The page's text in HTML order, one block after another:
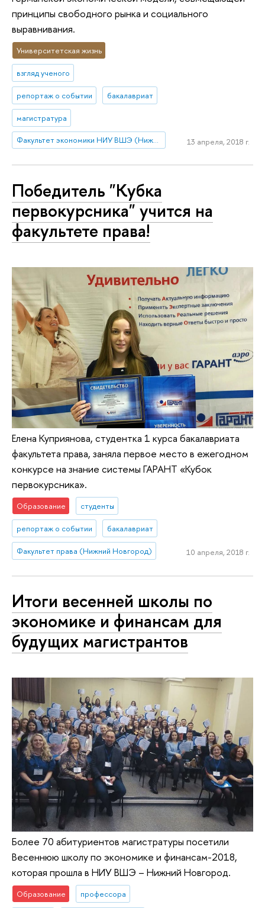
принципы свободного рынка и социального
выравнивания.
Университетская жизнь
взгляд ученого
репортаж о событии бакалавриат
магистратура
Факультет экономики НИУ ВШЭ (Нижний Новгород) 13 апреля, 2018 г.
Победитель "Кубка
первокурсника" учится на
факультете права!
Елена Куприянова, студентка 1 курса бакалавриата
факультета права, заняла первое место в ежегодном
конкурсе на знание системы ГАРАНТ «Кубок
первокурсника».
Образование студенты
репортаж о событии бакалавриат
Факультет права (Нижний Новгород) 10 апреля, 2018 г.
Итоги весенней школы по
экономике и финансам для
будущих магистрантов
Более 70 абитуриентов магистратуры посетили
Весеннюю школу по экономике и финансам-2018,
которая прошла в НИУ ВШЭ – Нижний Новгород.
Образование профессора